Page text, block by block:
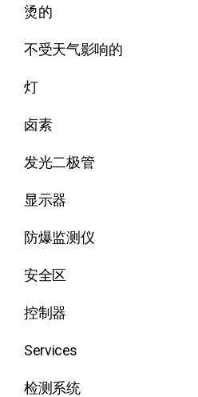
烫的
不受天气影响的
灯
卤素
发光二极管
显示器
防爆监测仪
安全区
控制器
Services
检测系统